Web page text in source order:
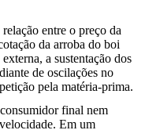
entre o preço da
da arroba do boi
a sustentação dos
de oscilações no
pela matéria-prima.
final nem
Em um